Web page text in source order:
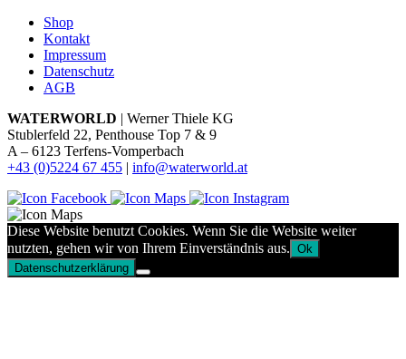
Shop
Kontakt
Impressum
Datenschutz
AGB
WATERWORLD | Werner Thiele KG
Stublerfeld 22, Penthouse Top 7 & 9
A – 6123 Terfens-Vomperbach
+43 (0)5224 67 455 | info@waterworld.at
Diese Website benutzt Cookies. Wenn Sie die Website weiter
nutzten, gehen wir von Ihrem Einverständnis aus. Ok
Datenschutzerklärung